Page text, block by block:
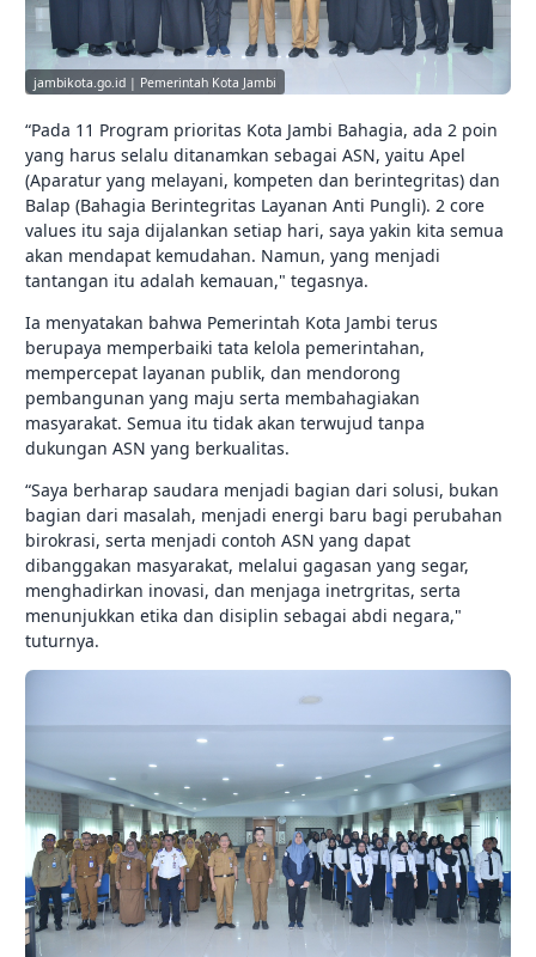
jambikota.go.id | Pemerintah Kota Jambi
“Pada 11 Program prioritas Kota Jambi Bahagia, ada 2 poin
yang harus selalu ditanamkan sebagai ASN, yaitu Apel
(Aparatur yang melayani, kompeten dan berintegritas) dan
Balap (Bahagia Berintegritas Layanan Anti Pungli). 2 core
values itu saja dijalankan setiap hari, saya yakin kita semua
akan mendapat kemudahan. Namun, yang menjadi
tantangan itu adalah kemauan," tegasnya.
Ia menyatakan bahwa Pemerintah Kota Jambi terus
berupaya memperbaiki tata kelola pemerintahan,
mempercepat layanan publik, dan mendorong
pembangunan yang maju serta membahagiakan
masyarakat. Semua itu tidak akan terwujud tanpa
dukungan ASN yang berkualitas.
“Saya berharap saudara menjadi bagian dari solusi, bukan
bagian dari masalah, menjadi energi baru bagi perubahan
birokrasi, serta menjadi contoh ASN yang dapat
dibanggakan masyarakat, melalui gagasan yang segar,
menghadirkan inovasi, dan menjaga inetrgritas, serta
menunjukkan etika dan disiplin sebagai abdi negara,"
tuturnya.